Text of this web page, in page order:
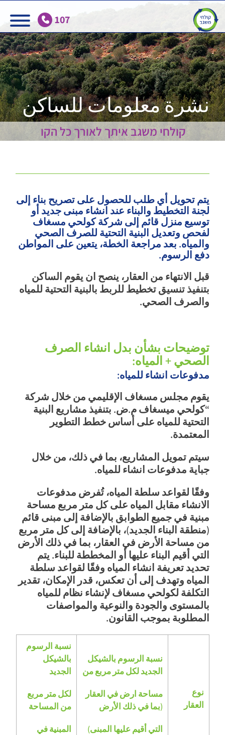
Skip
to
content
107
نشرة معلومات للساكن
קולחי משגב איתך לאורך כל הקו
يتم تحويل أي طلب للحصول على تصريح بناء إلى
لجنة التخطيط والبناء عند انشاء مبنى جديد أو
توسيع منزل قائم إلى شركة كولحي مسغاف
لفحص وتعديل البنية التحتية للصرف الصحي
والمياه. بعد مراجعة الخطة، يتعين على المواطن
دفع الرسوم.
قبل الانتهاء من العقار، ينصح ان يقوم الساكن
بتنفيذ تنسيق تخطيط للربط بالبنية التحتية للمياه
والصرف الصحي.
توضيحات بشأن بدل انشاء الصرف
الصحي + المياه:
مدفوعات انشاء للمياه:
يقوم مجلس مسغاف الإقليمي من خلال شركة
“كولحي ميسغاف م.ض. بتنفيذ مشاريع البنية
التحتية للمياه على أساس خطط التطوير
المعتمدة.
سيتم تمويل المشاريع، بما في ذلك، من خلال
جباية مدفوعات انشاء للمياه.
وفقًا لقواعد سلطة المياه، تُفرض مدفوعات
الانشاء مقابل المياه على كل متر مربع مساحة
مبنية في جميع الطوابق بالإضافة إلى مبنى قائم
(منطقة البناء الجديد)، بالإضافة إلى كل متر مربع
من مساحة الأرض في العقار، بما في ذلك الأرض
التي أقيم البناء عليها أو المخططة للبناء. يتم
تحديد تعريفة انشاء المياه وفقًا لقواعد سلطة
المياه وتهدف إلى أن تعكس، قدر الإمكان، تقدير
التكلفة لكولحي مسغاف لإنشاء نظام للمياه
بالمستوى والجودة والنوعية والمواصفات
المطلوبة بموجب القانون.
نوع
العقار
نسبة الرسوم بالشيكل
الجديد لكل متر مربع من
مساحة ارض في العقار
(بما في ذلك الأرض
التي أقيم عليها المبنى)
نسبة الرسوم
بالشيكل
الجديد
لكل متر مربع
من المساحة
المبنية في